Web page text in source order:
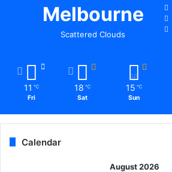
Melbourne
Scattered Clouds
11 ℃
Fri
18 ℃
Sat
15 ℃
Sun
Calendar
August 2026